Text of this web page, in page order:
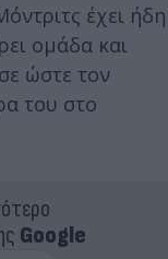
έχει ήδη
ομάδα και
ώστε τον
του στο
Google